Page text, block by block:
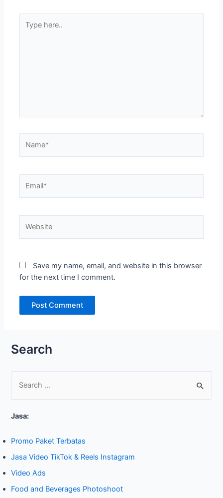
here..
Save my name, email, and website in this browser
for the next time I comment.
Search
e
a
c
h
f
o
Jasa:
Promo Paket Terbatas
Jasa Video TikTok & Reels Instagram
Video Ads
Food and Beverages Photoshoot